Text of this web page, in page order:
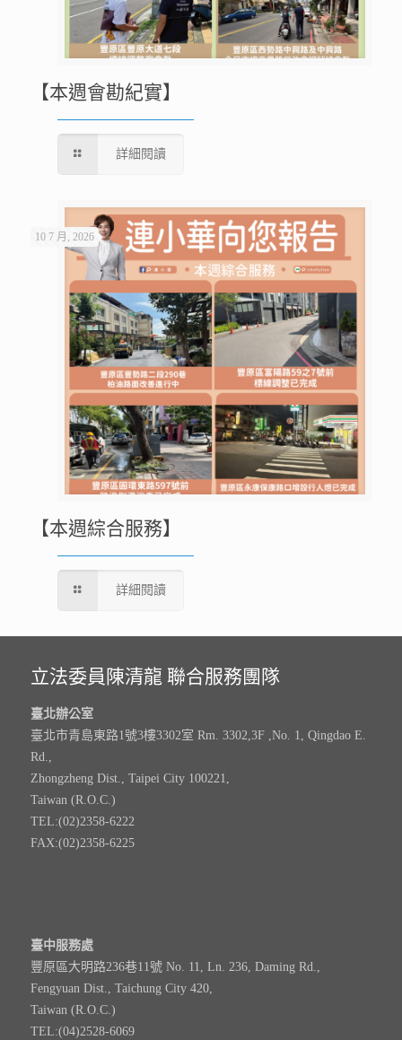
【本週會勘紀實】
詳細閱讀
10 7 月, 2026
【本週綜合服務】
詳細閱讀
立法委員陳清龍 聯合服務團隊
臺北辦公室
臺北市青島東路1號3樓3302室 Rm. 3302,3F ,No. 1, Qingdao E.
Rd.,
Zhongzheng Dist., Taipei City 100221,
Taiwan (R.O.C.)
TEL:(02)2358-6222
FAX:(02)2358-6225
臺中服務處
豐原區大明路236巷11號 No. 11, Ln. 236, Daming Rd.,
Fengyuan Dist., Taichung City 420,
Taiwan (R.O.C.)
TEL:(04)2528-6069